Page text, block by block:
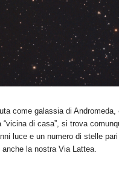
come galassia di
“vicina di casa”, si trova
luce e un numero di stelle
anche la nostra Via Lattea.